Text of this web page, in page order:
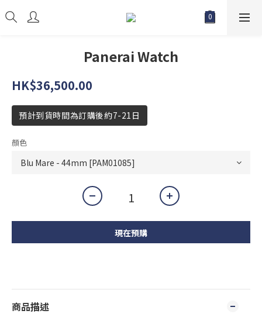
Panerai Watch
HK$36,500.00
預計到貨時間為訂購後約7-21日
顏色
現在預購
商品描述